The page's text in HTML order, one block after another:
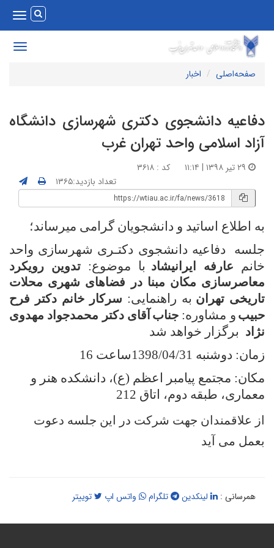
Toggle
Toggle
صفحه‌اصلی
اخبار
دانشجوی دکتری شهرسازی دانشگاه
اسلامی واحد تهران غرب
کد : ۳۶۱۸
تعداد بازدید:۱۳۶۵
اطلاع اساتید و دانشجویان گرامی میرساند؛
دفاعیه دانشجوی دکتـری شهرسازی واحد
عارفه ایرانی­شاد با موضوع:تدوین رویکرد
مکان مبنا در فضاهای شهری محلات
تهران به راهنمایی: سرکار خانم دکتر فرح
و مشاوره:جنابآقای دکتر محمدجواد مهدوی
برگزار خواهد شد
دوشنبه 1398/04/31ساعت 16
مجتمع پیامبر اعظم (ع)، دانشکده هنر و
طبقه دوم، اتاق 212
علاقمندان جهت شرکت در این جلسه دعوت
می آید
همرسانی : لینکدین تلگرام واتس اپ توییتر